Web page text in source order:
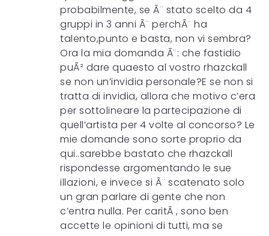
probabilmente, se Ã¨ stato scelto da 4
gruppi in 3 anni Ã¨ perchÃ¨ ha
talento,punto e basta, non vi sembra?
Ora la mia domanda Ã¨: che fastidio
puÃ² dare quaesto al vostro rhazckall
se non un’invidia personale?E se non si
tratta di invidia, allora che motivo c’era
per sottolineare la partecipazione di
quell’artista per 4 volte al concorso? Le
mie domande sono sorte proprio da
qui..sarebbe bastato che rhazckall
rispondesse argomentando le sue
illazioni, e invece si Ã¨ scatenato solo
un gran parlare di gente che non
c’entra nulla. Per caritÃ , sono ben
accette le opinioni di tutti, ma se